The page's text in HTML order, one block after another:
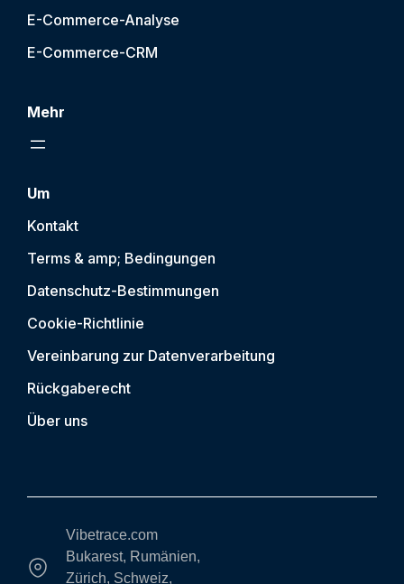
E-Commerce-Analyse
E-Commerce-CRM
Mehr
Um
Kontakt
Terms & amp; Bedingungen
Datenschutz-Bestimmungen
Cookie-Richtlinie
Vereinbarung zur Datenverarbeitung
Rückgaberecht
Über uns
Vibetrace.com
Bukarest, Rumänien,
Zürich, Schweiz,